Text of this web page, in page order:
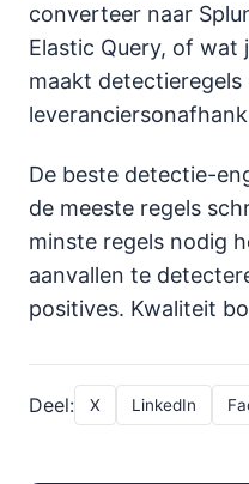
converteer naar
Elastic Query, of wat
maakt detectieregels
De beste detectie-
de meeste regels
minste regels nodig
aanvallen te
positives. Kwaliteit
Deel: X LinkedIn